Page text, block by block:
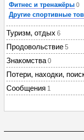
Фитнес и тренажёры 0
Другие спортивные
Туризм, отдых 6
Продовольствие 5
Знакомства 0
Потери, находки,
Сообщения 1